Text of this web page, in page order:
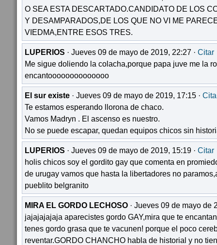
O SEA ESTA DESCARTADO.CANDIDATO DE LOS
Y DESAMPARADOS,DE LOS QUE NO VI ME
VIEDMA,ENTRE ESOS TRES.
LUPERIOS · Jueves 09 de mayo de 2019, 22:27 · Citar
Me sigue doliendo la colacha,porque papa juve me la
encantoooooooooooooo
El sur existe · Jueves 09 de mayo de 2019, 17:15 ·
Te estamos esperando llorona de chaco.
Vamos Madryn . El ascenso es nuestro.
No se puede escapar, quedan equipos chicos sin
LUPERIOS · Jueves 09 de mayo de 2019, 15:19 · Citar
holis chicos soy el gordito gay que comenta en
de urugay vamos que hasta la libertadores no
pueblito belgranito
MIRA EL GORDO LECHOSO · Jueves 09 de mayo de
jajajajajaja aparecistes gordo GAY,mira que te
tenes gordo grasa que te vacunen! porque el poco
reventar.GORDO CHANCHO habla de historial y no